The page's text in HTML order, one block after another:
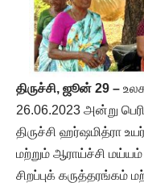
திருச்சி, ஜூன் 29 –
26.06.2023 அன்று
திருச்சி ஹர்ஷமித்ரா
மற்றும் ஆராய்ச்சி
சிறப்புக் கருத்தரங்கம்